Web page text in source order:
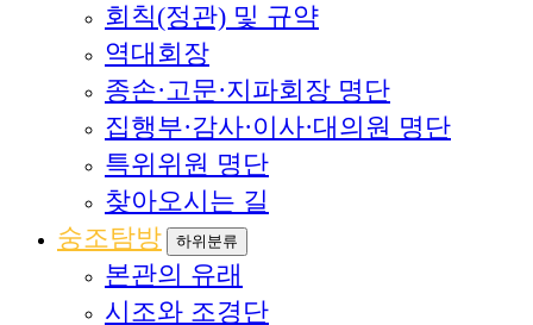
회칙(정관) 및 규약
역대회장
종손·고문·지파회장 명단
집행부·감사·이사·대의원 명단
특위위원 명단
찾아오시는 길
숭조탐방
하위분류
본관의 유래
시조와 조경단